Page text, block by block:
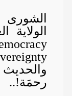
رحمَة!..